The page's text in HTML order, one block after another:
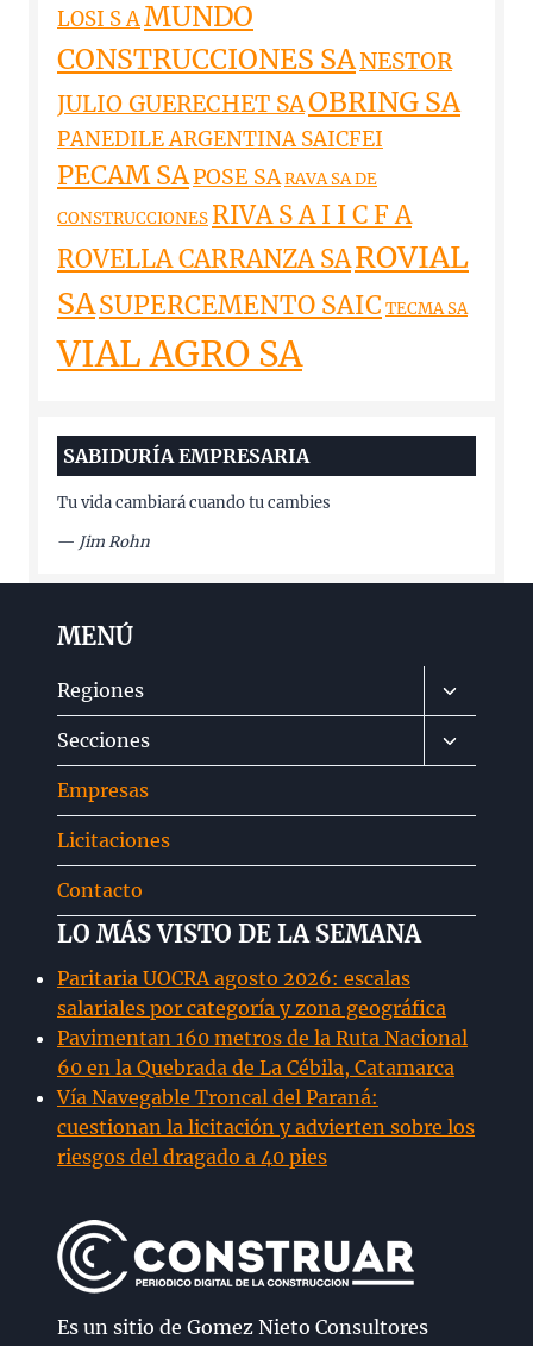
LOSI S AMUNDO
CONSTRUCCIONES SANESTOR
JULIO GUERECHET SAOBRING SA
PANEDILE ARGENTINA SAICFEI
PECAM SAPOSE SARAVA SA DE
CONSTRUCCIONES RIVA S A I I C F A
ROVELLA CARRANZA SAROVIAL
SASUPERCEMENTO SAIC TECMA SA
VIAL AGRO SA
SABIDURÍA EMPRESARIA
Tu vida cambiará cuando tu cambies
— Jim Rohn
MENÚ
Regiones
Alternar
menú
hijo
Secciones
Alternar
menú
Empresas
Licitaciones
Contacto
LO MÁS VISTO DE LA SEMANA
Paritaria UOCRA agosto 2026: escalas
salariales por categoría y zona geográfica
Pavimentan 160 metros de la Ruta Nacional
60 en la Quebrada de La Cébila, Catamarca
Vía Navegable Troncal del Paraná:
cuestionan la licitación y advierten sobre los
riesgos del dragado a 40 pies
Es un sitio de Gomez Nieto Consultores